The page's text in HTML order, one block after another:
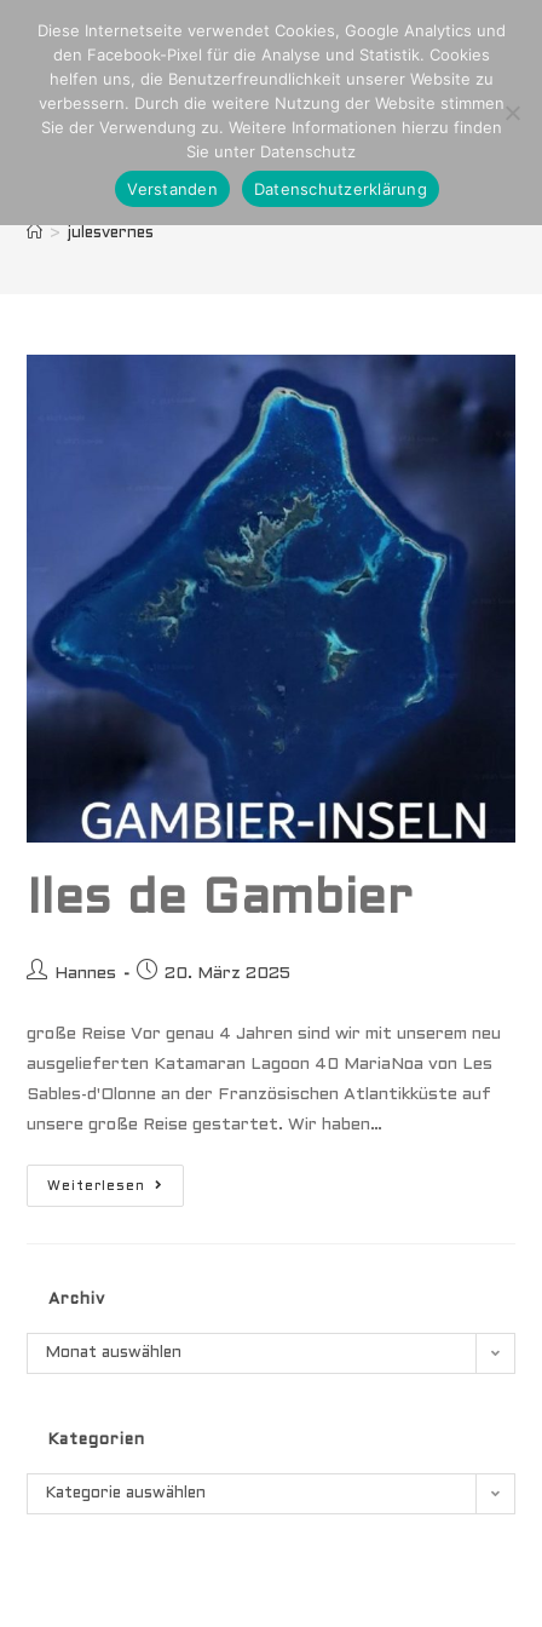
springen
julesvernes
> julesvernes
Iles de Gambier
Beitrags-
Hannes
Beitrag
20. März 2025
große Reise Vor genau 4 Jahren sind wir mit unserem neu
ausgelieferten Katamaran Lagoon 40 MariaNoa von Les
Sables-d'Olonne an der Französischen Atlantikküste auf
unsere große Reise gestartet. Wir haben…
Weiterlesen
Iles
Archiv
Archiv
Monat auswählen
Kategorien
Kategorien
Kategorie auswählen
Diese Internetseite verwendet Cookies, Google Analytics und
den Facebook-Pixel für die Analyse und Statistik. Cookies
helfen uns, die Benutzerfreundlichkeit unserer Website zu
verbessern. Durch die weitere Nutzung der Website stimmen
Sie der Verwendung zu. Weitere Informationen hierzu finden
Sie unter Datenschutz
Verstanden
Datenschutzerklärung